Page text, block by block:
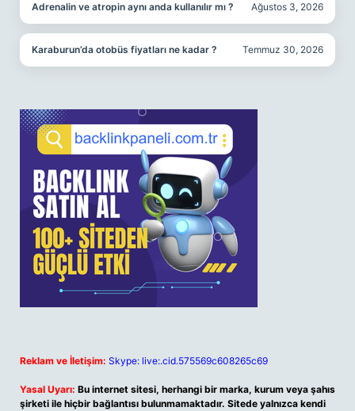
Adrenalin ve atropin aynı anda kullanılır mı ? Ağustos 3, 2026
Karaburun’da otobüs fiyatları ne kadar ? Temmuz 30, 2026
Reklam ve İletişim: Skype: live:.cid.575569c608265c69
Yasal Uyarı: Bu internet sitesi, herhangi bir marka, kurum veya şahıs
şirketi ile hiçbir bağlantısı bulunmamaktadır. Sitede yalnızca kendi